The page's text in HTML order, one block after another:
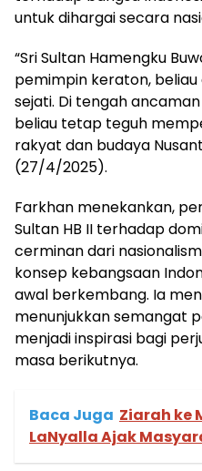
untuk dihargai secara
“Sri Sultan Hamengku
pemimpin keraton, beliau
sejati. Di tengah
beliau tetap teguh
rakyat dan budaya
(27/4/2025).
Farkhan menekankan,
Sultan HB II terhadap
cerminan dari
konsep kebangsaan
awal berkembang. Ia
menunjukkan semangat
menjadi inspirasi bagi
masa berikutnya.
Baca Juga Ziarah ke
LaNyalla Ajak